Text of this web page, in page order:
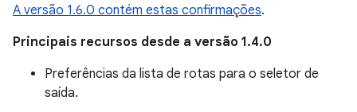
A versão 1.6.0 contém estas confirmações.
Principais recursos desde a versão 1.4.0
Preferências da lista de rotas para o seletor de
saída.